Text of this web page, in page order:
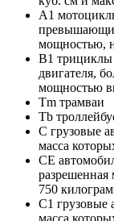
A1
мощностью,
B1
двигателя,
мощностью
Tm трамваи
Tb
C грузовые
масса
CE
разрешенная
750
C1 грузовые
масса